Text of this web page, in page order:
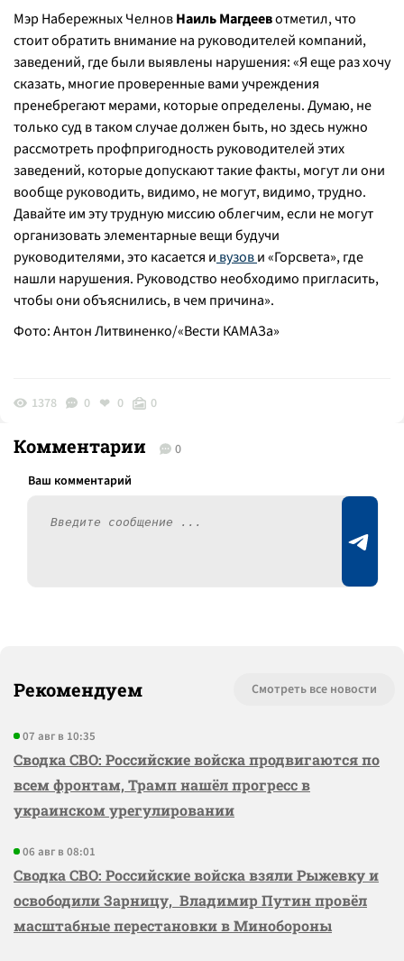
Мэр Набережных ЧелновНаиль Магдеевотметил, что
стоит обратить внимание на руководителей компаний,
заведений, где были выявлены нарушения: «Я еще раз хочу
сказать, многие проверенные вами учреждения
пренебрегают мерами, которые определены. Думаю, не
только суд в таком случае должен быть, но здесь нужно
рассмотреть профпригодность руководителей этих
заведений, которые допускают такие факты, могут ли они
вообще руководить, видимо, не могут, видимо, трудно.
Давайте им эту трудную миссию облегчим, если не могут
организовать элементарные вещи будучи
руководителями, это касается и вузови «Горсвета», где
нашли нарушения. Руководство необходимо пригласить,
чтобы они объяснились, в чем причина».
Фото: Антон Литвиненко/«Вести КАМАЗа»
1378 0 0 0
Комментарии 0
Рекомендуем Смотреть все новости
07 авг в 10:35
Сводка СВО: Российские войска продвигаются по
всем фронтам, Трамп нашёл прогресс в
украинском урегулировании
06 авг в 08:01
Сводка СВО: Российские войска взяли Рыжевку и
освободили Зарницу, Владимир Путин провёл
масштабные перестановки в Минобороны